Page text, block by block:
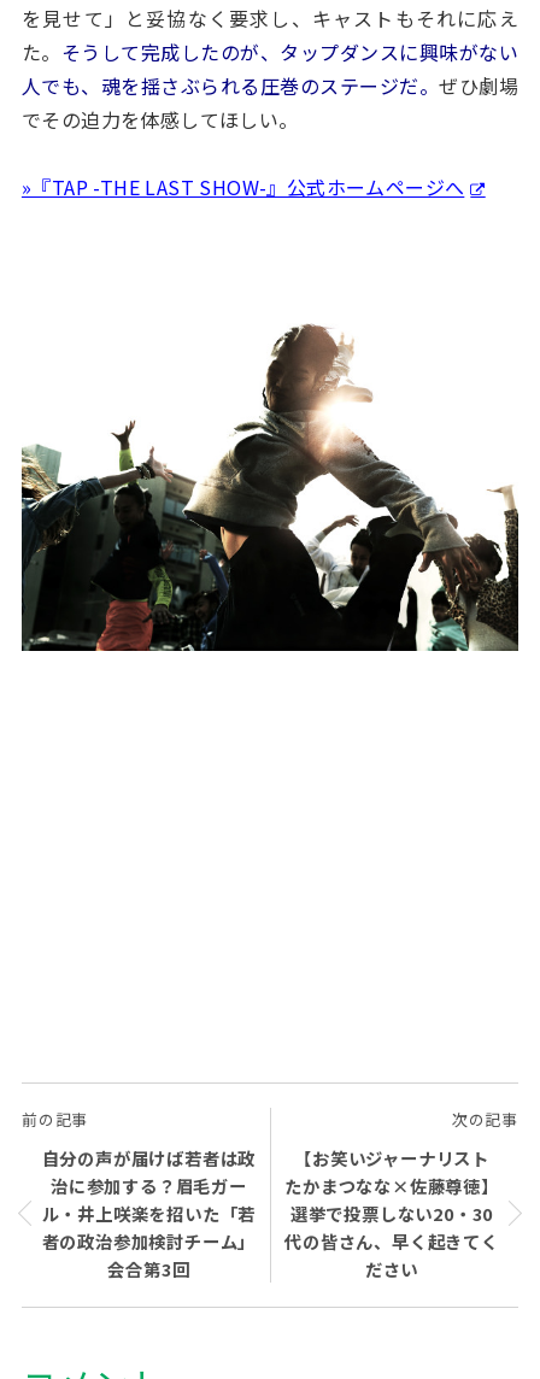
を見せて」と妥協なく要求し、キャストもそれに応え
た。 そうして完成したのが、タップダンスに興味がない
人でも、魂を揺さぶられる圧巻のステージだ。ぜひ劇場
でその迫力を体感してほしい。
»『TAP -THE LAST SHOW-』公式ホームページへ
前の記事
自分の声が届けば若者は政
治に参加する？眉毛ガー
ル・井上咲楽を招いた「若
者の政治参加検討チーム」
会合第3回
次の記事
【お笑いジャーナリスト
たかまつなな×佐藤尊徳】
選挙で投票しない20・30
代の皆さん、早く起きてく
ださい